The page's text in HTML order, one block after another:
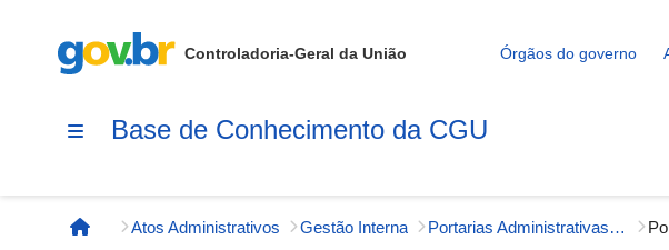
Controladoria-Geral da União Órgãos do governo
Base de Conhecimento da CGU
Página inicial
Atos Administrativos Gestão Interna Portarias Administrativas - Gestão Interna